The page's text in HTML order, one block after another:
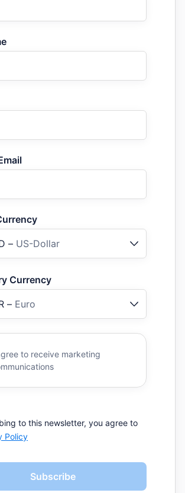
– US-Dollar
Currency
– Euro
to receive marketing
to this newsletter, you agree to
Policy
Subscribe